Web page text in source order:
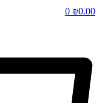
₪0.00
0